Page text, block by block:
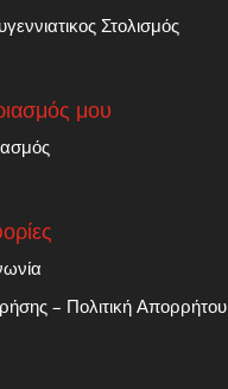
Στολισμός
μου
– Πολιτική Απορρήτου